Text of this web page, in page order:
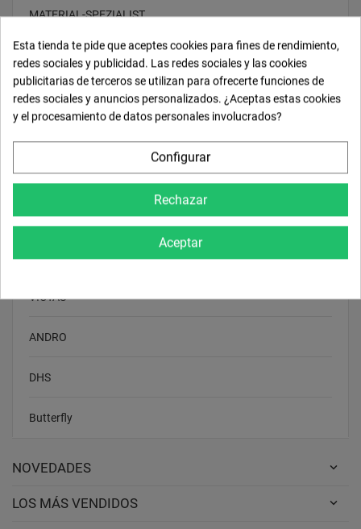
MATERIAL-SPEZIALIST
TIBHAR
NITTAKU
KOKUTAKU
STIGAG
VICTAS
ANDRO
DHS
Butterfly
NOVEDADES
LOS MÁS VENDIDOS
Esta tienda te pide que aceptes cookies para fines de rendimiento,
redes sociales y publicidad. Las redes sociales y las cookies
publicitarias de terceros se utilizan para ofrecerte funciones de
redes sociales y anuncios personalizados. ¿Aceptas estas cookies
y el procesamiento de datos personales involucrados?
Configurar
Rechazar
Aceptar